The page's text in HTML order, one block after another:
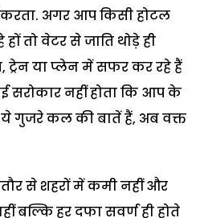
करता. अगर आप किसी होटल
तो वेटर से जाति थोड़े ही
या प्लेन में सफर कर रहे हैं
सरोकार नहीं होता कि आप के
ये गुजरे कल की बातें हैं, अब वक्त
से शहरों में कमी नहीं और
बल्कि हर दफा सवर्ण ही होते